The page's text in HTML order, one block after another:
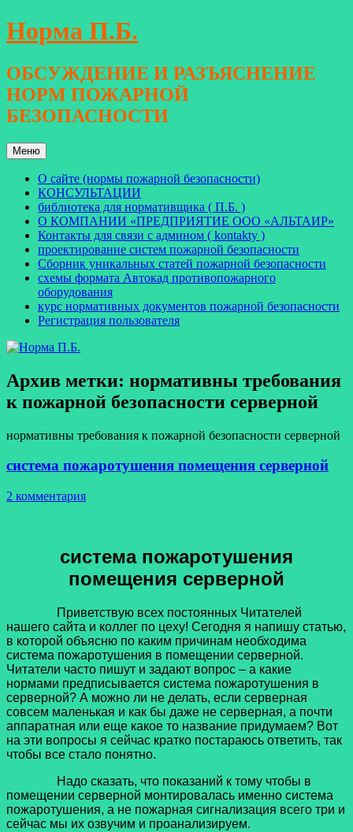
Перейти
к
Норма П.Б.
ОБСУЖДЕНИЕ И РАЗЪЯСНЕНИЕ
НОРМ ПОЖАРНОЙ
БЕЗОПАСНОСТИ
Меню
О сайте (нормы пожарной безопасности)
КОНСУЛЬТАЦИИ
библиотека для нормативщика ( П.Б. )
О КОМПАНИИ «ПРЕДПРИЯТИЕ ООО «АЛЬТАИР»
Контакты для связи с админом ( kontakty )
проектирование систем пожарной безопасности
Сборник уникальных статей пожарной безопасности
схемы формата Автокад противопожарного
оборудования
курс нормативных документов пожарной безопасности
Регистрация пользователя
Архив метки: нормативны требования
к пожарной безопасности серверной
нормативны требования к пожарной безопасности серверной
система пожаротушения помещения серверной
2 комментария
система пожаротушения
помещения серверной
Приветствую всех постоянных Читателей
нашего сайта и коллег по цеху! Сегодня я напишу статью,
в которой объясню по каким причинам необходима
система пожаротушения в помещении серверной.
Читатели часто пишут и задают вопрос – а какие
нормами предписывается система пожаротушения в
серверной? А можно ли не делать, если серверная
совсем маленькая и как бы даже не серверная, а почти
аппаратная или еще какое то название придумаем? Вот
на эти вопросы я сейчас кратко постараюсь ответить, так
чтобы все стало понятно.
Надо сказать, что показаний к тому чтобы в
помещении серверной монтировалась именно система
пожаротушения, а не пожарная сигнализация всего три и
сейчас мы их озвучим и проанализируем.